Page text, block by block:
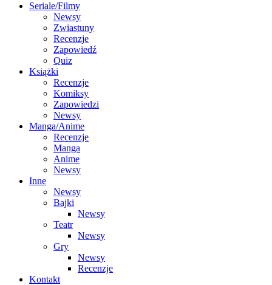
Seriale/Filmy
Newsy
Zwiastuny
Recenzje
Zapowiedź
Quiz
Książki
Recenzje
Komiksy
Zapowiedzi
Newsy
Manga/Anime
Recenzje
Manga
Anime
Newsy
Inne
Newsy
Bajki
Newsy
Teatr
Newsy
Gry
Newsy
Recenzje
Kontakt